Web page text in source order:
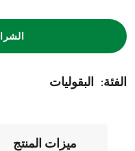
البقوليات :الفئة
ميزات المنتج